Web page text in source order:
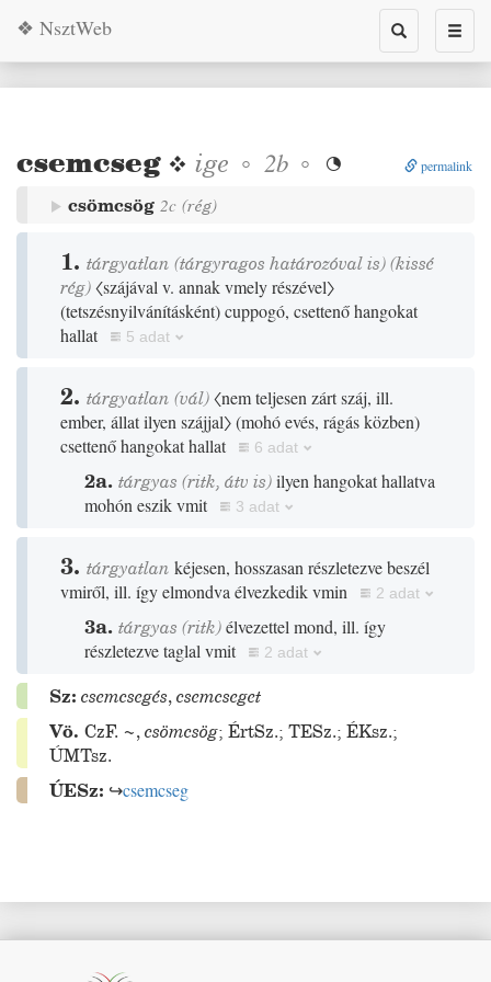
Toggle
search
❖ NsztWeb
csemcseg❖ ige ◦ 2b ◦  permalink
csömcsög 2c (rég)
1. tárgyatlan (tárgyragos határozóval is)(kissé
rég)〈szájával v. annak vmely részével〉
(tetszésnyilvánításként)cuppogó, csettenő hangokat
hallat
5 adat
2. tárgyatlan (vál)〈nem teljesen zárt száj, ill.
ember, állat ilyen szájjal〉(mohó evés, rágás közben)
csettenő hangokat hallat
6 adat
2a. tárgyas (ritk, átv is)ilyen hangokat hallatva
mohón eszik vmit
3 adat
3. tárgyatlan kéjesen, hosszasan részletezve beszél
vmiről, ill. így elmondva élvezkedik vmin
2 adat
3a. tárgyas (ritk)élvezettel mond, ill. így
részletezve taglal vmit
2 adat
Sz: csemcsegés,csemcseget
Vö. CzF. ~,csömcsög; ÉrtSz.; TESz.; ÉKsz.;
ÚMTsz.
ÚESz: ↪csemcseg